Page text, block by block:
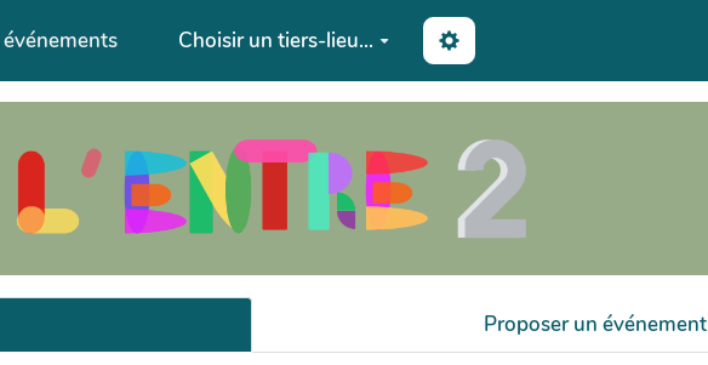
Choisir un tiers-lieu...
Proposer un événement